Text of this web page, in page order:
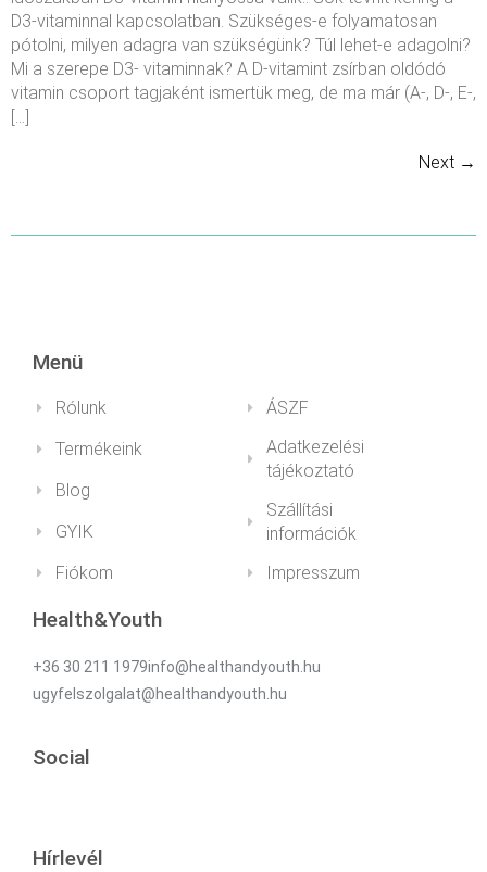
D3-vitaminnal kapcsolatban. Szükséges-e folyamatosan
pótolni, milyen adagra van szükségünk? Túl lehet-e adagolni?
Mi a szerepe D3- vitaminnak? A D-vitamint zsírban oldódó
vitamin csoport tagjaként ismertük meg, de ma már (A-, D-, E-,
[…]
Next →
Menü
Rólunk
Termékeink
Blog
GYIK
Fiókom
ÁSZF
Adatkezelési
tájékoztató
Szállítási
információk
Impresszum
Health&Youth
+36 30 211 1979info@healthandyouth.hu
ugyfelszolgalat@healthandyouth.hu
Social
Hírlevél